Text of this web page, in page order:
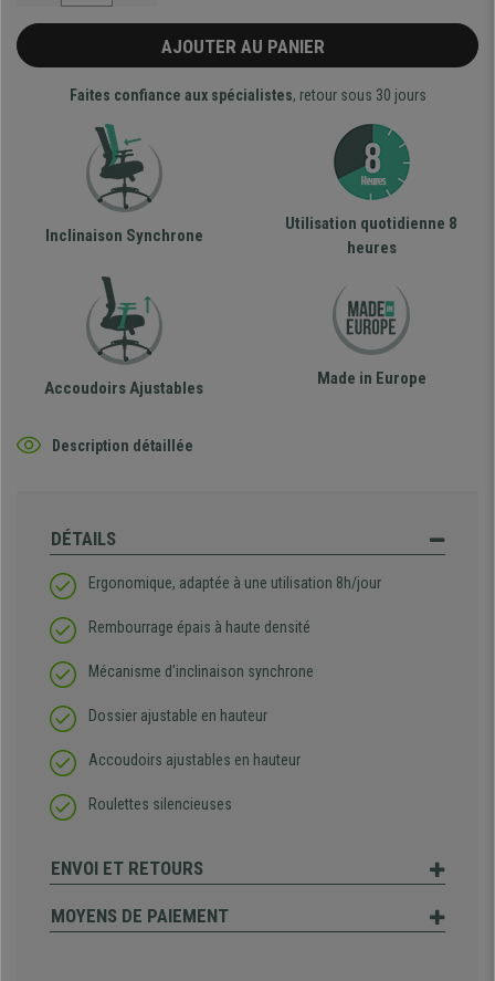
AJOUTER AU PANIER
Faites confiance aux spécialistes, retour sous 30 jours
Inclinaison Synchrone
Utilisation quotidienne 8
heures
Accoudoirs Ajustables Made in Europe
Description détaillée
DÉTAILS
Ergonomique, adaptée à une utilisation 8h/jour
Rembourrage épais à haute densité
Mécanisme d'inclinaison synchrone
Dossier ajustable en hauteur
Accoudoirs ajustables en hauteur
Roulettes silencieuses
ENVOI ET RETOURS
MOYENS DE PAIEMENT